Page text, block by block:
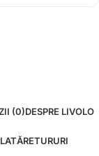
(0)DESPRE LIVOLO
RETURURI